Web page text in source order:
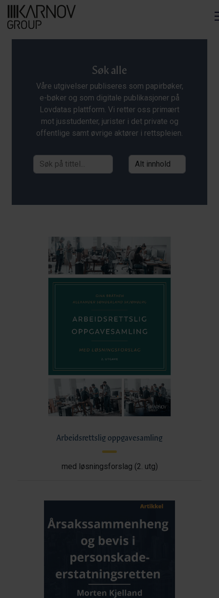
Søk alle
Våre utgivelser publiseres som papirbøker,
e-bøker og som digitale publikasjoner på
Lovdatas plattform. Vi retter oss primært
mot jusstudenter, jurister i det private og
offentlige samt øvrige aktører i rettspleien.
Arbeidsrettslig oppgavesamling
med løsningsforslag (2. utg)